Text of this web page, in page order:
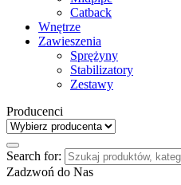
Catback
Wnętrze
Zawieszenia
Sprężyny
Stabilizatory
Zestawy
Producenci
Search for:
Zadzwoń do Nas